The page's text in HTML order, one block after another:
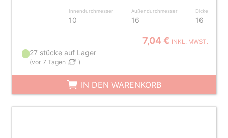
Innendurchmesser
10
Außendurchmesser
16
Dicke
16
7,04 € INKL. MWST.
27 stücke auf Lager
(vor 7 Tagen )
IN DEN WARENKORB